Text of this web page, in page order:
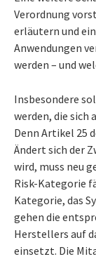
Verordnung
erläutern und
Anwendungen
werden – und
Insbesondere
werden, die sich
Denn Artikel 25
Ändert sich der
wird, muss neu
Risk-Kategorie
Kategorie, das
gehen die
Herstellers auf
einsetzt. Die